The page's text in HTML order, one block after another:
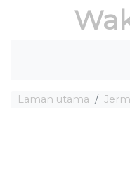
Laman utama